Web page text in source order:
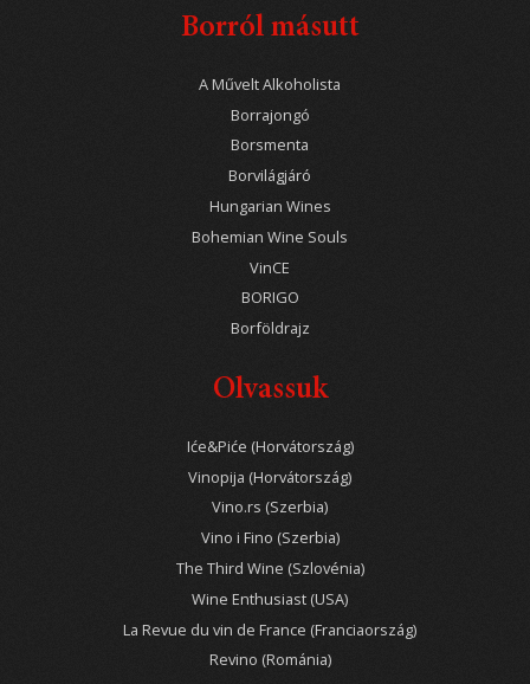
Borról másutt
A Művelt Alkoholista
Borrajongó
Borsmenta
Borvilágjáró
Hungarian Wines
Bohemian Wine Souls
VinCE
BORIGO
Borföldrajz
Olvassuk
Iće&Piće (Horvátország)
Vinopija (Horvátország)
Vino.rs (Szerbia)
Vino i Fino (Szerbia)
The Third Wine (Szlovénia)
Wine Enthusiast (USA)
La Revue du vin de France (Franciaország)
Revino (Románia)